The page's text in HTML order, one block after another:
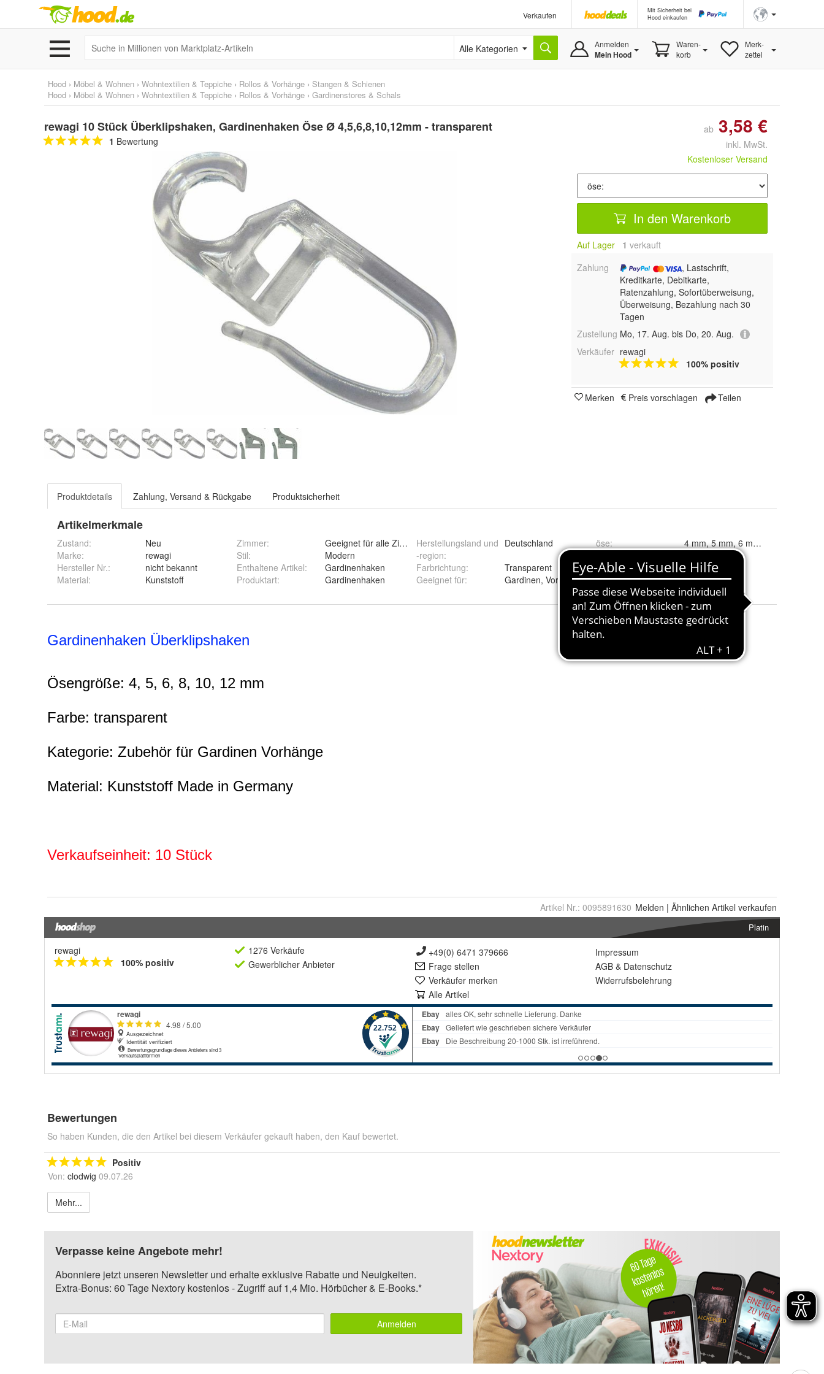
Verkaufen
Mit Sicherheit bei
Hood einkaufen
Alle Kategorien Anmelden
Mein Hood
Waren-
korb
Merk-
zettel
Hood › Möbel & Wohnen › Wohntextilien & Teppiche › Rollos & Vorhänge › Stangen & Schienen
Hood › Möbel & Wohnen › Wohntextilien & Teppiche › Rollos & Vorhänge › Gardinenstores & Schals
rewagi 10 Stück Überklipshaken, Gardinenhaken Öse Ø 4,5,6,8,10,12mm - transparent
1 Bewertung
ab 3,58 €
inkl. MwSt.
Kostenloser Versand
In den Warenkorb
Auf Lager 1 verkauft
Zahlung
, Lastschrift,
Kreditkarte, Debitkarte,
Ratenzahlung, Sofortüberweisung,
Überweisung, Bezahlung nach 30
Tagen
Zustellung Mo, 17. Aug. bis Do, 20. Aug.
Verkäufer rewagi
100% positiv
Merken Preis vorschlagen Teilen
Produktdetails Zahlung, Versand & Rückgabe Produktsicherheit
Artikelmerkmale
Zustand:
Neu
Marke:
rewagi
Hersteller Nr.:
nicht bekannt
Material: Kunststoff
Zimmer:
Geeignet für alle Zimmer
Stil:
Modern
Enthaltene Artikel:
Gardinenhaken
Produktart: Gardinenhaken
Herstellungsland und
-region:
Deutschland
Farbrichtung:
Transparent
Geeignet für: Gardinen, Vorhang, Flächenvorhang
öse:
Artikel Nr.: 0095891630 Melden | Ähnlichen Artikel verkaufen
Platin
rewagi
100% positiv
1276 Verkäufe
Gewerblicher Anbieter
+49(0) 6471 379666
Frage stellen
Verkäufer merken
Alle Artikel
Impressum
AGB & Datenschutz
Widerrufsbelehrung
Bewertungen
So haben Kunden, die den Artikel bei diesem Verkäufer gekauft haben, den Kauf bewertet.
Positiv
Von: clodwig 09.07.26
Mehr...
Verpasse keine Angebote mehr!
Abonniere jetzt unseren Newsletter und erhalte exklusive Rabatte und Neuigkeiten.
Extra-Bonus: 60 Tage Nextory kostenlos - Zugriff auf 1,4 Mio. Hörbücher & E-Books.*
Anmelden